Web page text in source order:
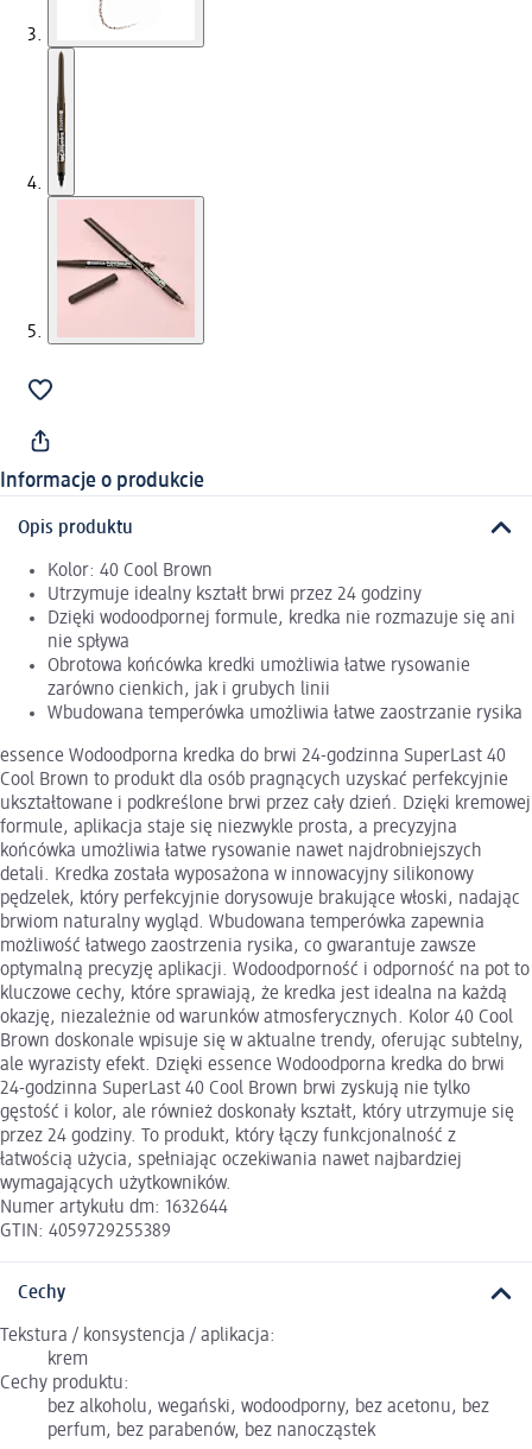
Informacje o produkcie
Opis produktu
Kolor: 40 Cool Brown
Utrzymuje idealny kształt brwi przez 24 godziny
Dzięki wodoodpornej formule, kredka nie rozmazuje się ani
nie spływa
Obrotowa końcówka kredki umożliwia łatwe rysowanie
zarówno cienkich, jak i grubych linii
Wbudowana temperówka umożliwia łatwe zaostrzanie rysika
essence Wodoodporna kredka do brwi 24-godzinna SuperLast 40
Cool Brown to produkt dla osób pragnących uzyskać perfekcyjnie
ukształtowane i podkreślone brwi przez cały dzień. Dzięki kremowej
formule, aplikacja staje się niezwykle prosta, a precyzyjna
końcówka umożliwia łatwe rysowanie nawet najdrobniejszych
detali. Kredka została wyposażona w innowacyjny silikonowy
pędzelek, który perfekcyjnie dorysowuje brakujące włoski, nadając
brwiom naturalny wygląd. Wbudowana temperówka zapewnia
możliwość łatwego zaostrzenia rysika, co gwarantuje zawsze
optymalną precyzję aplikacji. Wodoodporność i odporność na pot to
kluczowe cechy, które sprawiają, że kredka jest idealna na każdą
okazję, niezależnie od warunków atmosferycznych. Kolor 40 Cool
Brown doskonale wpisuje się w aktualne trendy, oferując subtelny,
ale wyrazisty efekt. Dzięki essence Wodoodporna kredka do brwi
24-godzinna SuperLast 40 Cool Brown brwi zyskują nie tylko
gęstość i kolor, ale również doskonały kształt, który utrzymuje się
przez 24 godziny. To produkt, który łączy funkcjonalność z
łatwością użycia, spełniając oczekiwania nawet najbardziej
wymagających użytkowników.
Numer artykułu dm: 1632644
GTIN: 4059729255389
Cechy
Tekstura / konsystencja / aplikacja:
krem
Cechy produktu:
bez alkoholu, wegański, wodoodporny, bez acetonu, bez
perfum, bez parabenów, bez nanocząstek